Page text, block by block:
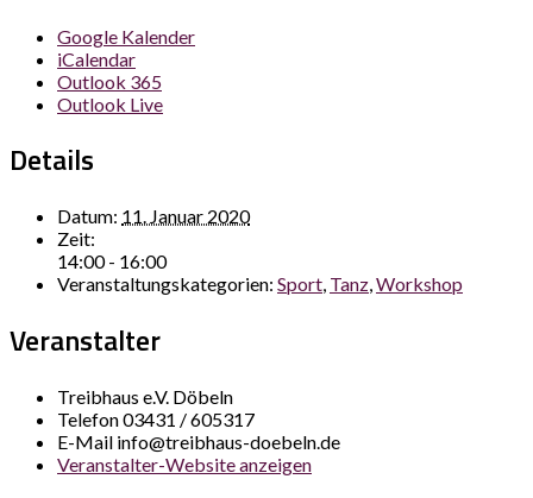
Google Kalender
iCalendar
Outlook 365
Outlook Live
Details
Datum: 11. Januar 2020
Zeit:
14:00 - 16:00
Veranstaltungskategorien: Sport, Tanz,Workshop
Veranstalter
Treibhaus e.V. Döbeln
Telefon03431 / 605317
E-Mail info@treibhaus-doebeln.de
Veranstalter-Website anzeigen